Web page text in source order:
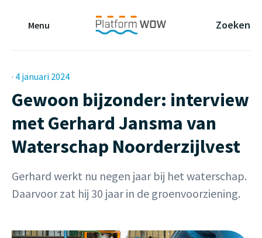
Menu
Zoeken
· 4 januari 2024
Gewoon bijzonder: interview
met Gerhard Jansma van
Waterschap Noorderzijlvest
Gerhard werkt nu negen jaar bij het waterschap.
Daarvoor zat hij 30 jaar in de groenvoorziening.